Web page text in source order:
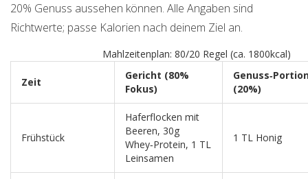
20% Genuss aussehen können. Alle Angaben sind
Richtwerte; passe Kalorien nach deinem Ziel an.
Mahlzeitenplan: 80/20 Regel (ca. 1800kcal)
Zeit
Gericht (80%
Fokus)
(20%)
Frühstück
Haferflocken mit
Beeren, 30g
Whey‑Protein, 1 TL
Leinsamen
1 TL Honig